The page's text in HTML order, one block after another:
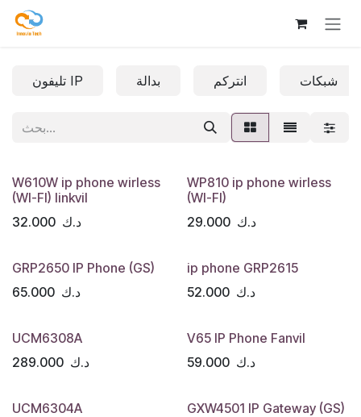
تخطي للذهاب إلى المحتوى
تليفون IP بدالة انتركم شبكات
W610W ip phone wirless
(WI-FI) linkvil
32.000 د.ك
WP810 ip phone wirless
(WI-FI)
29.000 د.ك
GRP2650 IP Phone (GS)
65.000 د.ك
ip phone GRP2615
52.000 د.ك
UCM6308A
289.000 د.ك
V65 IP Phone Fanvil
59.000 د.ك
UCM6304A
GXW4501 IP Gateway (GS)